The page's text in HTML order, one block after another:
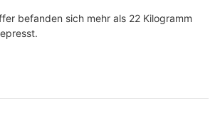
befanden sich mehr als 22 Kilogramm